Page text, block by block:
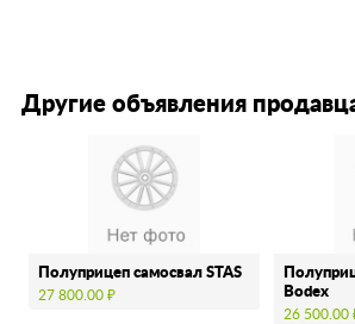
Другие объявления
Полуприцеп самосвал STAS
27 800.00 ₽
Bodex
26 500.00